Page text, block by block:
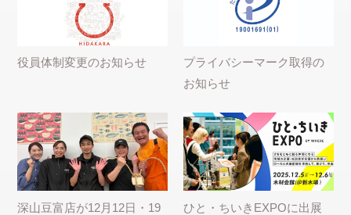
役員体制変更のお知らせ
プライバシーマーク取得の
お知らせ
深山豆富店が12月12日・19
ひと・ちいきEXPOに出展